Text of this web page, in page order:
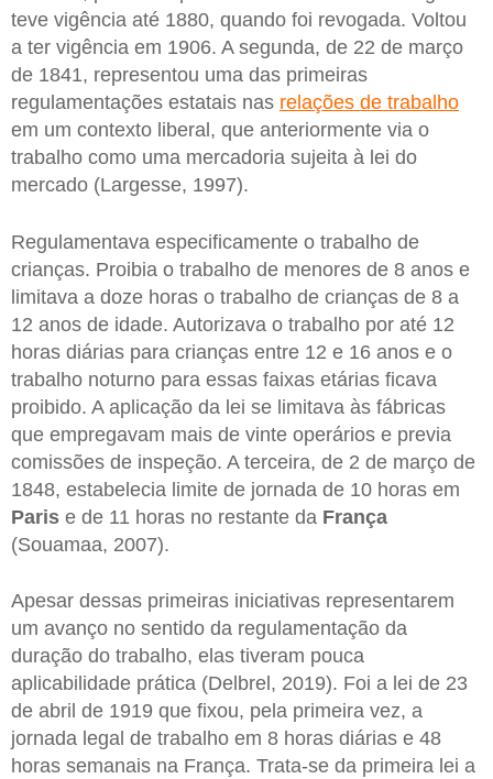
teve vigência até 1880, quando foi revogada. Voltou
a ter vigência em 1906. A segunda, de 22 de março
de 1841, representou uma das primeiras
regulamentações estatais nas relações de trabalho
em um contexto liberal, que anteriormente via o
trabalho como uma mercadoria sujeita à lei do
mercado (Largesse, 1997).
Regulamentava especificamente o trabalho de
crianças. Proibia o trabalho de menores de 8 anos e
limitava a doze horas o trabalho de crianças de 8 a
12 anos de idade. Autorizava o trabalho por até 12
horas diárias para crianças entre 12 e 16 anos e o
trabalho noturno para essas faixas etárias ficava
proibido. A aplicação da lei se limitava às fábricas
que empregavam mais de vinte operários e previa
comissões de inspeção. A terceira, de 2 de março de
1848, estabelecia limite de jornada de 10 horas em
Paris e de 11 horas no restante da França
(Souamaa, 2007).
Apesar dessas primeiras iniciativas representarem
um avanço no sentido da regulamentação da
duração do trabalho, elas tiveram pouca
aplicabilidade prática (Delbrel, 2019). Foi a lei de 23
de abril de 1919 que fixou, pela primeira vez, a
jornada legal de trabalho em 8 horas diárias e 48
horas semanais na França. Trata-se da primeira lei a